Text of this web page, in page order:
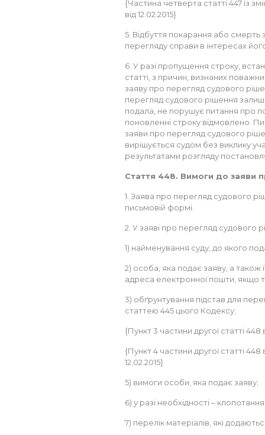
{Частина четверта статті 447 із
від 12.02.2015}
5. Відбуття покарання або
перегляду справи в інтересах його
6. У разі пропущення строку,
статті, з причин, визнаних
заяву про перегляд судового
перегляд судового рішення
подала, не порушує питання про
поновленні строку відмовлено.
заяви про перегляд судового
вирішується судом без виклику
результатами розгляду
Стаття 448. Вимоги до заяви
1. Заява про перегляд судового
письмовій формі.
2. У заяві про перегляд судового
1) найменування суду, до якого
2) особа, яка подає заяву, а також
адреса електронної пошти, якщо
3) обґрунтування підстав для
статтею 445 цього Кодексу;
{Пункт 3 частини другої статті 448
{Пункт 4 частини другої статті
12.02.2015}
5) вимоги особи, яка подає заяву;
6) у разі необхідності –
7) перелік матеріалів, які